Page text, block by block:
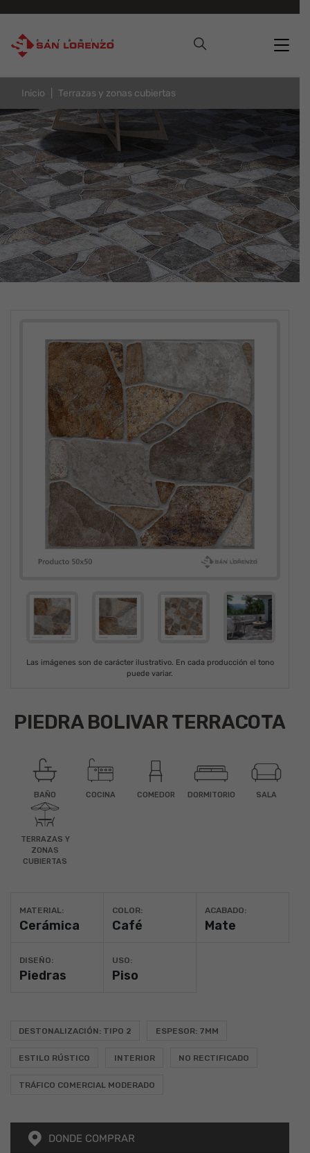
Inicio Terrazas y zonas cubiertas
Las imágenes son de carácter ilustrativo. En cada producción el tono
puede variar.
PIEDRA BOLIVAR TERRACOTA
BAÑO COCINA COMEDOR DORMITORIO SALA
TERRAZAS Y
ZONAS
CUBIERTAS
MATERIAL:
Cerámica
COLOR:
Café
ACABADO:
Mate
DISEÑO:
Piedras
USO:
Piso
DESTONALIZACIÓN: TIPO 2 ESPESOR: 7MM
ESTILO RÚSTICO INTERIOR NO RECTIFICADO
TRÁFICO COMERCIAL MODERADO
DONDE COMPRAR